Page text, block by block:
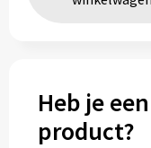
Heb je
product?